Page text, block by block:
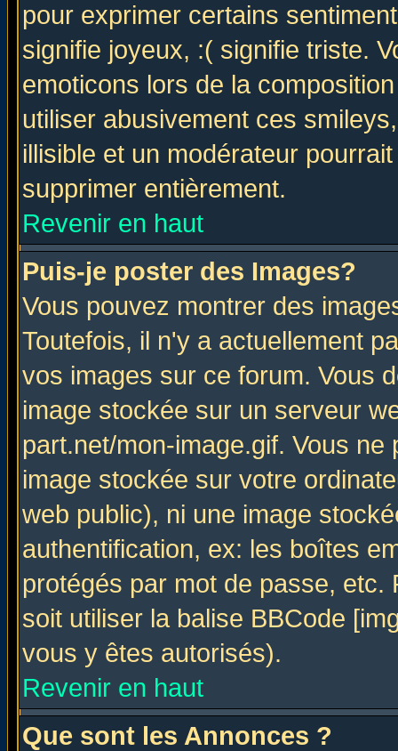
pour exprimer certains
signifie joyeux, :( signifie triste.
emoticons lors de la
utiliser abusivement ces
illisible et un modérateur
supprimer entièrement.
Revenir en haut
Puis-je poster des Images?
Vous pouvez montrer des
Toutefois, il n'y a actuellement
vos images sur ce forum. Vous
image stockée sur un serveur
part.net/mon-image.gif. Vous
image stockée sur votre
web public), ni une image
authentification, ex: les boîtes
protégés par mot de passe,
soit utiliser la balise BBCode
vous y êtes autorisés).
Revenir en haut
Que sont les Annonces ?